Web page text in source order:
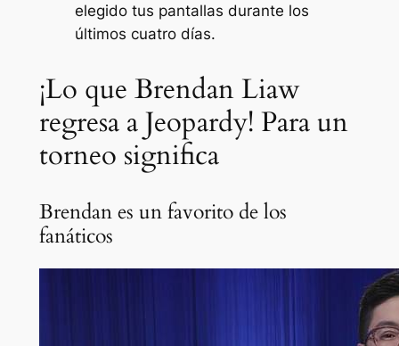
elegido tus pantallas durante los
últimos cuatro días.
¡Lo que Brendan Liaw
regresa a Jeopardy! Para un
torneo significa
Brendan es un favorito de los
fanáticos